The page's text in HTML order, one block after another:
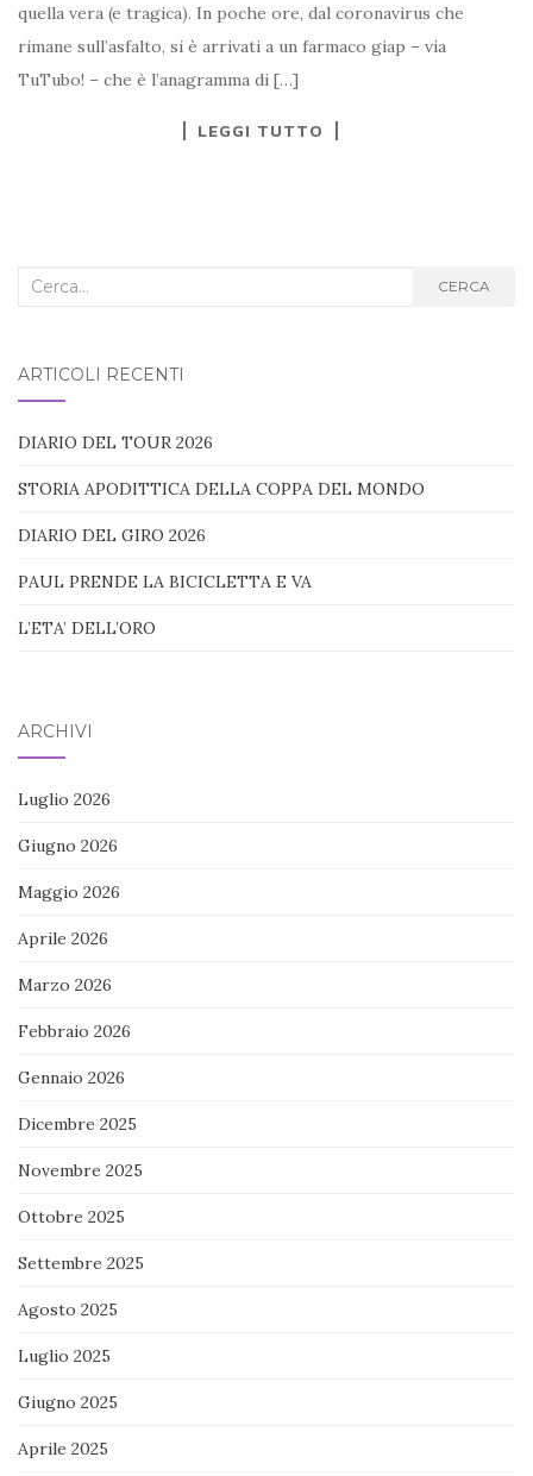
quella vera (e tragica). In poche ore, dal coronavirus che
rimane sull’asfalto, si è arrivati a un farmaco giap – via
TuTubo! – che è l’anagramma di […]
LEGGI TUTTO
Cerca
CERCA
ARTICOLI RECENTI
DIARIO DEL TOUR 2026
STORIA APODITTICA DELLA COPPA DEL MONDO
DIARIO DEL GIRO 2026
PAUL PRENDE LA BICICLETTA E VA
L’ETA’ DELL’ORO
ARCHIVI
Luglio 2026
Giugno 2026
Maggio 2026
Aprile 2026
Marzo 2026
Febbraio 2026
Gennaio 2026
Dicembre 2025
Novembre 2025
Ottobre 2025
Settembre 2025
Agosto 2025
Luglio 2025
Giugno 2025
Aprile 2025